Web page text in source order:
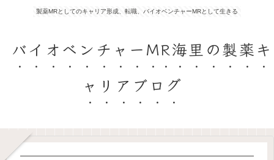
製薬MRとしてのキャリア形成、転職、バイオベンチャーMRとして生きる
バイオベンチャーMR海里の製薬キ
ャリアブログ